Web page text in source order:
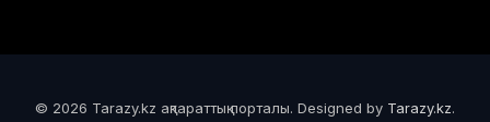
© 2026 Tarazy.kz ақпараттық порталы. Designed by Tarazy.kz.